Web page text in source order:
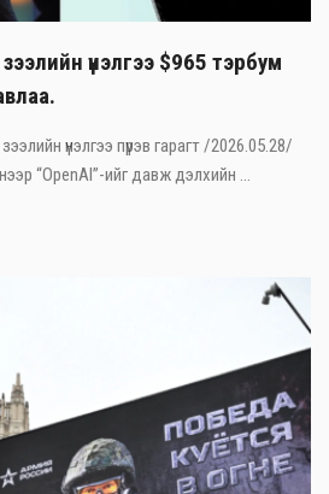
үнэлгээ $965 тэрбум
үнэлгээ пүрэв гарагт /2026.05.28/
“OpenAI”-ийг давж дэлхийн ...